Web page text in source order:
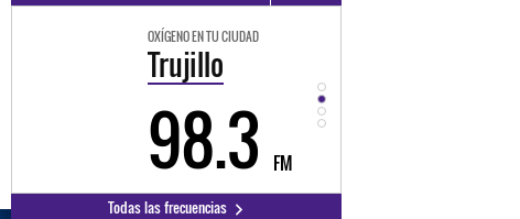
OXÍGENO EN TU CIUDAD
FM 94.3
Todas las frecuencias